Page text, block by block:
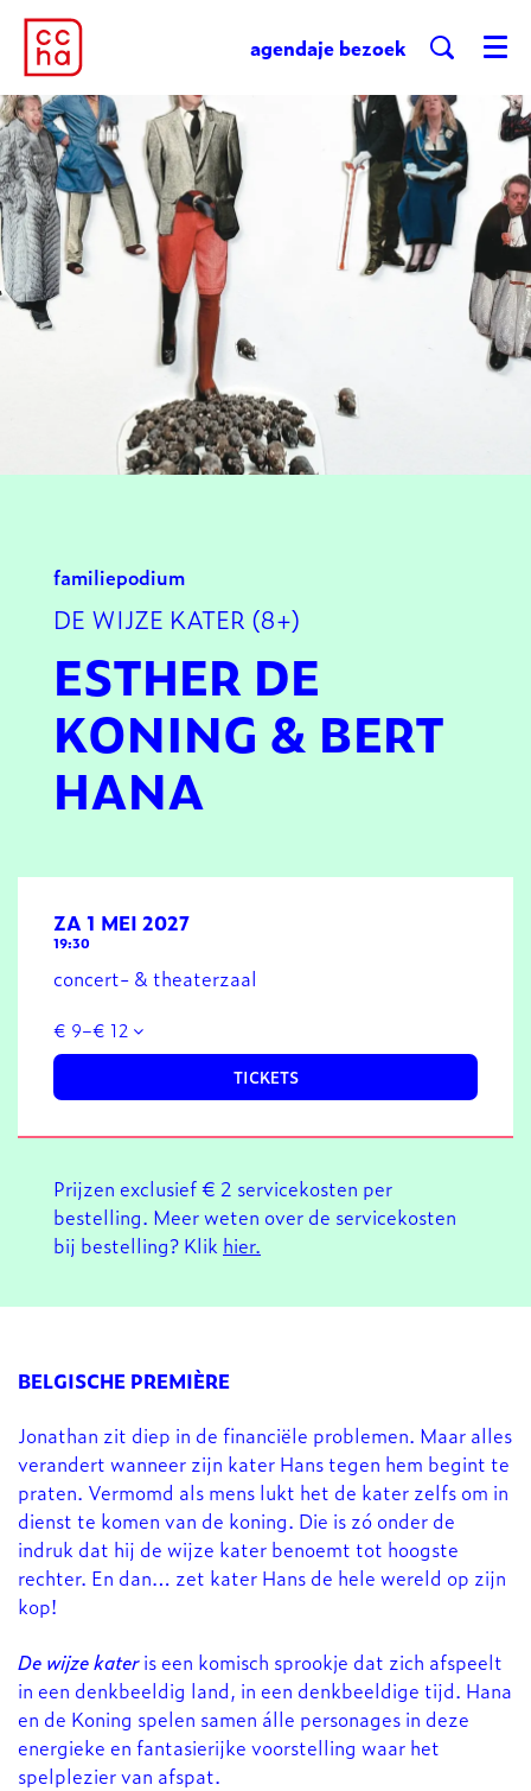
agendaje bezoek Menu
familiepodium
DE WIJZE KATER (8+)
ESTHER DE
KONING & BERT
HANA
ZA 1 MEI 2027
19:30
concert- & theaterzaal
€ 9–€ 12
TICKETS
Prijzen exclusief € 2 servicekosten per
bestelling. Meer weten over de servicekosten
bij bestelling? Klik hier.
BELGISCHE PREMIÈRE
Jonathan zit diep in de financiële problemen. Maar alles
verandert wanneer zijn kater Hans tegen hem begint te
praten. Vermomd als mens lukt het de kater zelfs om in
dienst te komen van de koning. Die is zó onder de
indruk dat hij de wijze kater benoemt tot hoogste
rechter. En dan… zet kater Hans de hele wereld op zijn
kop!
De wijze kateris een komisch sprookje dat zich afspeelt
in een denkbeeldig land, in een denkbeeldige tijd. Hana
en de Koning spelen samen álle personages in deze
energieke en fantasierijke voorstelling waar het
spelplezier van afspat.